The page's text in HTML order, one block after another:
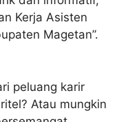
Kerja Asisten
Magetan”.
peluang karir
Atau mungkin